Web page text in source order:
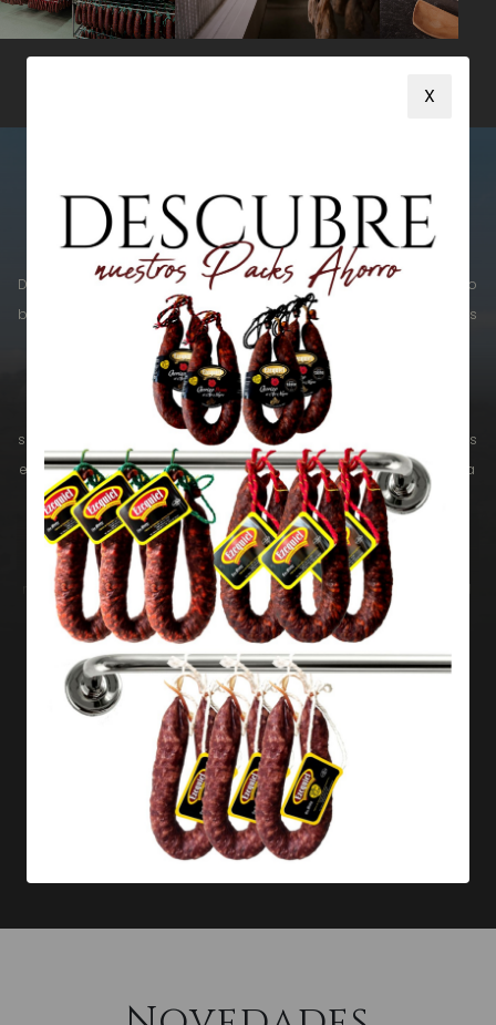
Durante estos más de 70 años, siempre hemos trabajado
bajo los que han sido, siguen y seguirán siendo nuestros
tres pilares fundamentales.
En primer lugar, el respeto por la tradición. Para ello,
seleccionamos las mejores calidades de cada uno de los
elementos que intervienen en nuestras elaboraciones. La
excelencia de carne de cerdo procedente de Castilla y
León, la fuerza del pimentón de la Vera o la intensidad
del ajo morado de Las Pedroñeras son claves en el
resultado final. Pero, además, el empleo de tripa natural
y el ahumado con leña de roble confiere a nuestros
productos sabores y matices a la altura de los paladares
más exigentes.
Pero la tradición no está reñida con el cumplimiento de
la normativa más exigente. Con el objetivo de mejorar
día tras día, tanto en la calidad como en el servicio de
nuestros productos, cumplimos los estándares más
exigentes de calidad. Entre los que nos avalan, contamos
Ver más
X